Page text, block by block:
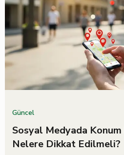
Güncel
Sosyal Medyada Konum
Nelere Dikkat Edilmeli?